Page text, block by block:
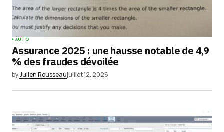
AUTO
Assurance 2025 : une hausse notable de 4,9
% des fraudes dévoilée
byJulien Rousseaujuillet 12, 2026